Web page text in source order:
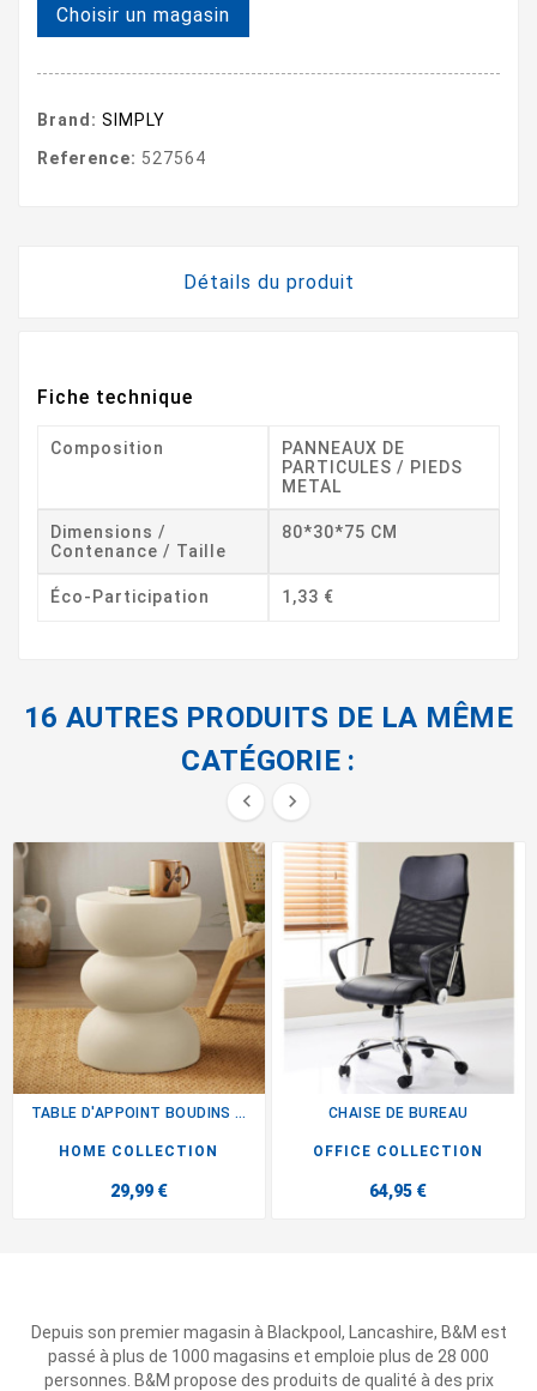
Choisir un magasin
Brand: SIMPLY
Reference: 527564
Détails du produit
Fiche technique
Composition
PANNEAUX DE
PARTICULES / PIEDS
METAL
Dimensions /
Contenance / Taille
80*30*75 CM
Éco-Participation 1,33 €
16 AUTRES PRODUITS DE LA MÊME
CATÉGORIE :
 
TABLE D'APPOINT BOUDINS CREME
HOME COLLECTION
29,99 €
CHAISE DE BUREAU
OFFICE COLLECTION
64,95 €
Depuis son premier magasin à Blackpool, Lancashire, B&M est
passé à plus de 1000 magasins et emploie plus de 28 000
personnes. B&M propose des produits de qualité à des prix